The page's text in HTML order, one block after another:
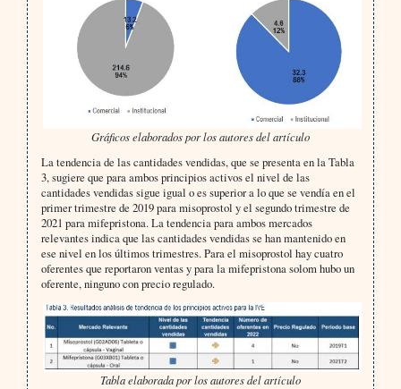
Gráficos elaborados por los autores del artículo
La tendencia de las cantidades vendidas, que se presenta en la Tabla
3, sugiere que para ambos principios activos el nivel de las
cantidades vendidas sigue igual o es superior a lo que se vendía en el
primer trimestre de 2019 para misoprostol y el segundo trimestre de
2021 para mifepristona. La tendencia para ambos mercados
relevantes indica que las cantidades vendidas se han mantenido en
ese nivel en los últimos trimestres. Para el misoprostol hay cuatro
oferentes que reportaron ventas y para la mifepristona solom hubo un
oferente, ninguno con precio regulado.
Tabla elaborada por los autores del artículo